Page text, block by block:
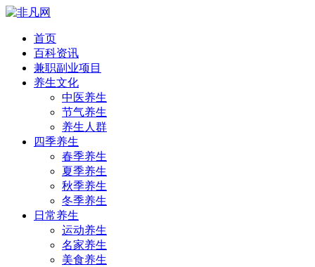
首页
百科资讯
兼职副业项目
养生文化
中医养生
节气养生
养生人群
四季养生
春季养生
夏季养生
秋季养生
冬季养生
日常养生
运动养生
名家养生
美食养生